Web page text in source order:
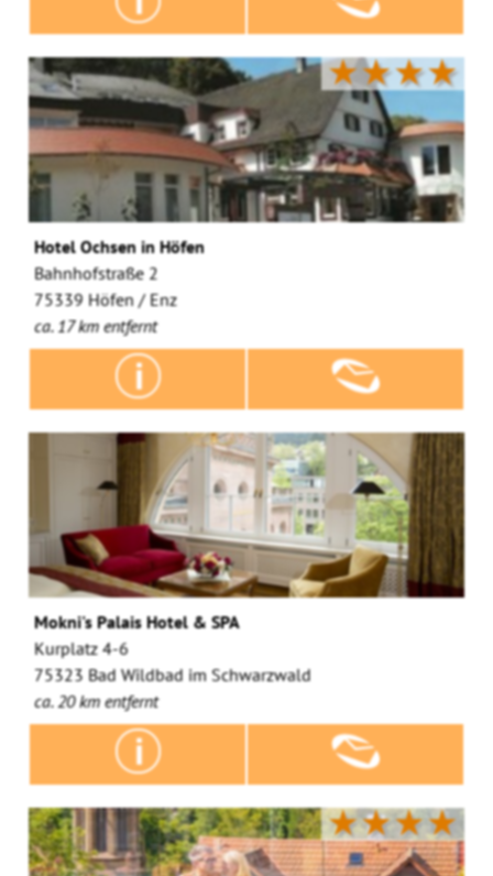
★★★★
Hotel Ochsen in Höfen
Bahnhofstraße 2
75339 Höfen / Enz
ca. 17 km entfernt
Mokni's Palais Hotel & SPA
Kurplatz 4-6
75323 Bad Wildbad im Schwarzwald
ca. 20 km entfernt
★★★★